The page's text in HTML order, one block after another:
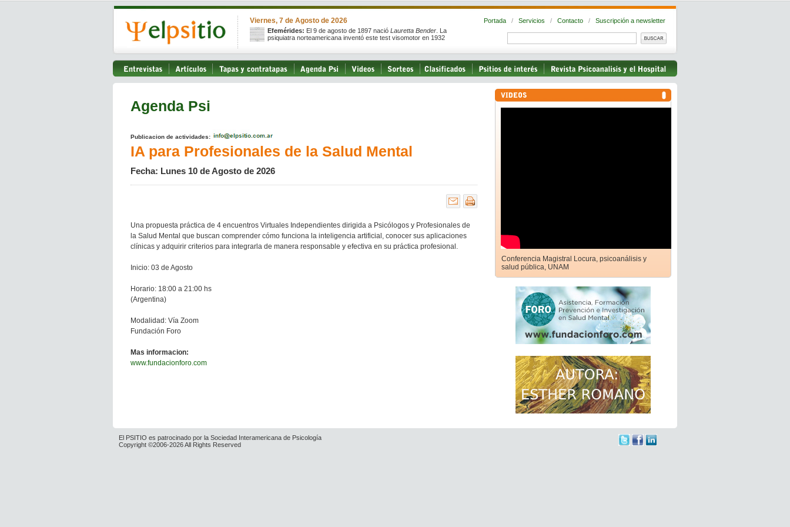
Viernes, 7 de Agosto de 2026
Efemérides: El 9 de agosto de 1897 nació Lauretta Bender . La
psiquiatra norteamericana inventó este test visomotor en 1932
Portada / Servicios / Contacto / Suscripción a newsletter
Agenda Psi
Publicacion de actividades:
IA para Profesionales de la Salud Mental
Fecha: Lunes 10 de Agosto de 2026
Una propuesta práctica de 4 encuentros Virtuales Independientes dirigida a Psicólogos y Profesionales de
la Salud Mental que buscan comprender cómo funciona la inteligencia artificial, conocer sus aplicaciones
clínicas y adquirir criterios para integrarla de manera responsable y efectiva en su práctica profesional.
Inicio: 03 de Agosto
Horario: 18:00 a 21:00 hs
(Argentina)
Modalidad: Vía Zoom
Fundación Foro
Mas informacion:
www.fundacionforo.com
Conferencia Magistral Locura, psicoanálisis y
salud pública, UNAM
El PSITIO es patrocinado por la Sociedad Interamericana de Psicología
Copyright ©2006-2026 All Rights Reserved